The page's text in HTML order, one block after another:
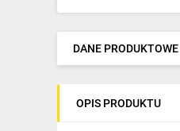
Ogrzewanie
Elektronarzędzia i
DANE PRODUKTOWE
OPIS PRODUKTU